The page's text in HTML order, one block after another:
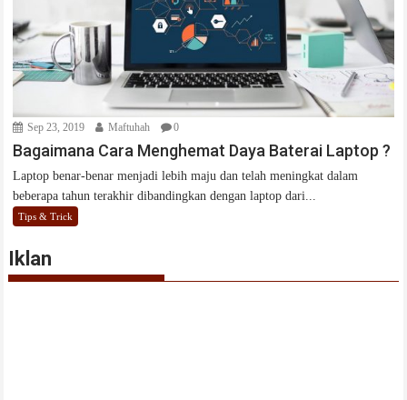
Sep 23, 2019 Maftuhah 0
Bagaimana Cara Menghemat Daya Baterai Laptop ?
Laptop benar-benar menjadi lebih maju dan telah meningkat dalam
beberapa tahun terakhir dibandingkan dengan laptop dari...
Tips & Trick
Iklan